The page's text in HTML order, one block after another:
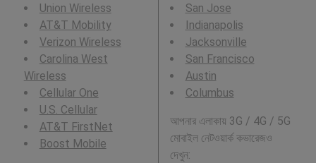
Union Wireless
AT&T Mobility
Verizon Wireless
Carolina West
Wireless
Cellular One
U.S. Cellular
AT&T FirstNet
Boost Mobile
San Jose
Indianapolis
Jacksonville
San Francisco
Austin
Columbus
আপনার এলাকায় 3G / 4G / 5G
মোবাইল নেটওয়ার্ক কভারেজও
দেখুন: